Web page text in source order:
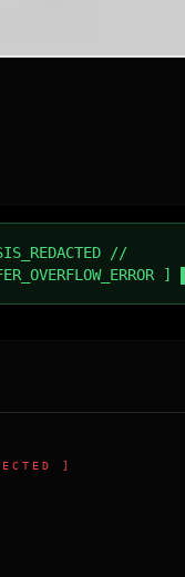
//
]
]